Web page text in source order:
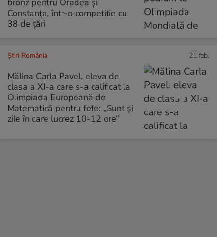
bronz pentru Oradea și
Constanța, într-o competiție cu
38 de țări
Știri România 21 feb.
Mălina Carla Pavel, eleva de
clasa a XI-a care s-a calificat la
Olimpiada Europeană de
Matematică pentru fete: „Sunt și
zile în care lucrez 10-12 ore”